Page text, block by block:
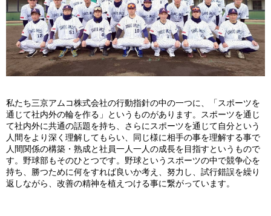
私たち三京アムコ株式会社の行動指針の中の一つに、「スポーツを
通じて社内外の輪を作る」というものがあります。スポーツを通じ
て社内外に共通の話題を持ち、さらにスポーツを通じて自分という
人間をより深く理解してもらい、同じ様に相手の事を理解する事で
人間関係の構築・熟成と社員一人一人の成長を目指すというもので
す。野球部もそのひとつです。野球というスポーツの中で競争心を
持ち、勝つために何をすれば良いか考え、努力し、試行錯誤を繰り
返しながら、改善の精神を植えつける事に繋がっています。